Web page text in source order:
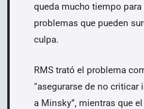
queda mucho tiempo
problemas que pueden
culpa.
RMS trató el problema
“asegurarse de no criticar
a Minsky”, mientras que